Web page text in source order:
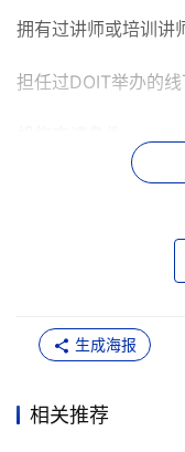
拥有过讲师或培训讲
担任过DOIT举办的
机构应为IT领域知
讲师拥有丰富的线
讲师权益
扩大个人圈儿内影响力
生成海报
相关推荐